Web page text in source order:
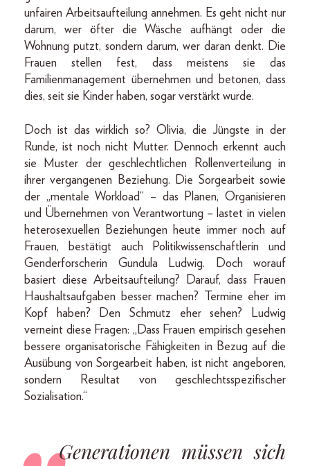
unfairen Arbeitsaufteilung annehmen. Es geht nicht nur
darum, wer öfter die Wäsche aufhängt oder die
Wohnung putzt, sondern darum, wer daran denkt. Die
Frauen stellen fest, dass meistens sie das
Familienmanagement übernehmen und betonen, dass
dies, seit sie Kinder haben, sogar verstärkt wurde.
Doch ist das wirklich so? Olivia, die Jüngste in der
Runde, ist noch nicht Mutter. Dennoch erkennt auch
sie Muster der geschlechtlichen Rollenverteilung in
ihrer vergangenen Beziehung. Die Sorgearbeit sowie
der „mentale Workload“ – das Planen, Organisieren
und Übernehmen von Verantwortung – lastet in vielen
heterosexuellen Beziehungen heute immer noch auf
Frauen, bestätigt auch Politikwissenschaftlerin und
Genderforscherin Gundula Ludwig. Doch worauf
basiert diese Arbeitsaufteilung? Darauf, dass Frauen
Haushaltsaufgaben besser machen? Termine eher im
Kopf haben? Den Schmutz eher sehen? Ludwig
verneint diese Fragen: „Dass Frauen empirisch gesehen
bessere organisatorische Fähigkeiten in Bezug auf die
Ausübung von Sorgearbeit haben, ist nicht angeboren,
sondern Resultat von geschlechtsspezifischer
Sozialisation.“
Generationen müssen sich